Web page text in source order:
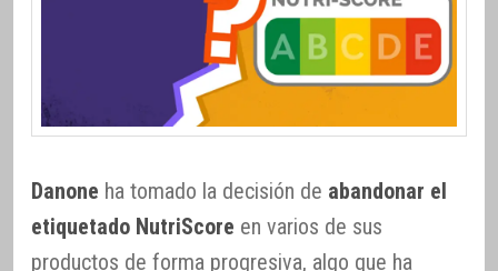
Danone ha tomado la decisión de abandonar el
etiquetado NutriScore en varios de sus
productos de forma progresiva, algo que ha